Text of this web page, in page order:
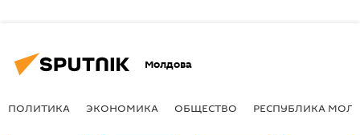
Молдова
ПОЛИТИКА ЭКОНОМИКА ОБЩЕСТВО РЕСПУБЛИКА